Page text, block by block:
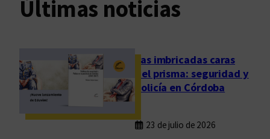
Últimas noticias
Las imbricadas caras
del prisma: seguridad y
policía en Córdoba
23 de julio de 2026